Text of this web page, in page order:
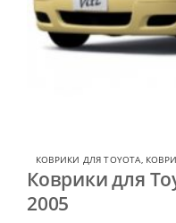
КОВРИКИ ДЛЯ TOYOTA,
Коврики для
2005